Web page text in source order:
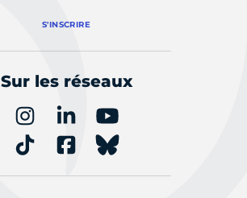
S'INSCRIRE
Sur les réseaux